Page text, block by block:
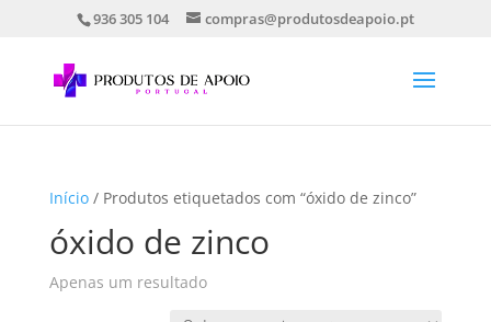
936 305 104 compras@produtosdeapoio.pt
Início/ Produtos etiquetados com “óxido de zinco”
óxido de zinco
Apenas um resultado